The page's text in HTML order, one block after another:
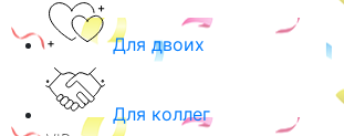
Для двоих
Для коллег